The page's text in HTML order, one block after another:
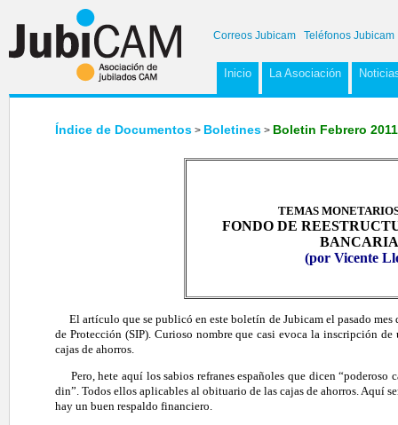
Correos Jubicam Teléfonos Jubicam
Inicio La Asociación
Índice de Documentos > Boletines > Boletin Febrero 2011
TEMAS
FONDO DE
(por Vicente
El artículo que se publicó en este boletín de Jubicam el pasado mes
de Protección (SIP). Curioso nombre que casi evoca la inscripción
cajas de ahorros.
Pero, hete aquí los sabios refranes españoles que dicen
din”. Todos ellos aplicables al obituario de las cajas de ahorros. Aquí
hay un buen respaldo financiero.